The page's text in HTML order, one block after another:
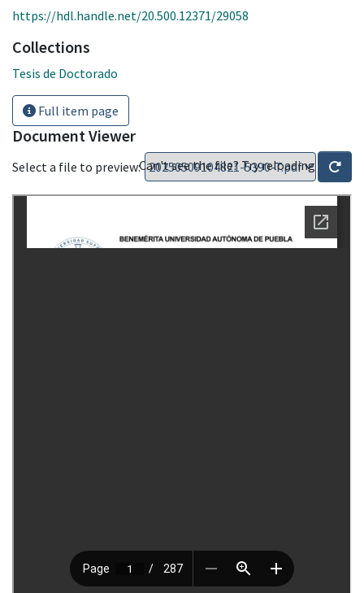
https://hdl.handle.net/20.500.12371/29058
Collections
Tesis de Doctorado
Full item page
Document Viewer
Select a file to preview:Can't see the file? Try reloading